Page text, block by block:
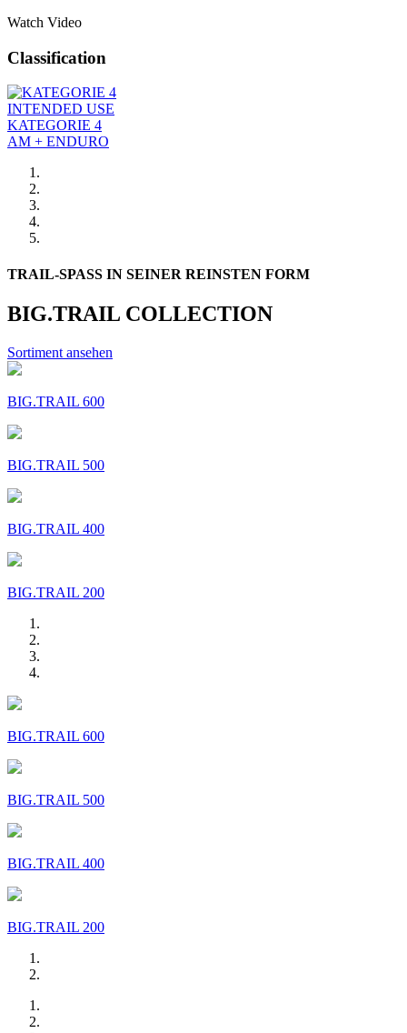
Watch Video
Classification
INTENDED USE
KATEGORIE 4
AM + ENDURO
TRAIL-SPASS IN SEINER REINSTEN FORM
BIG.TRAIL COLLECTION
Sortiment ansehen
BIG.TRAIL 600
BIG.TRAIL 500
BIG.TRAIL 400
BIG.TRAIL 200
BIG.TRAIL 600
BIG.TRAIL 500
BIG.TRAIL 400
BIG.TRAIL 200